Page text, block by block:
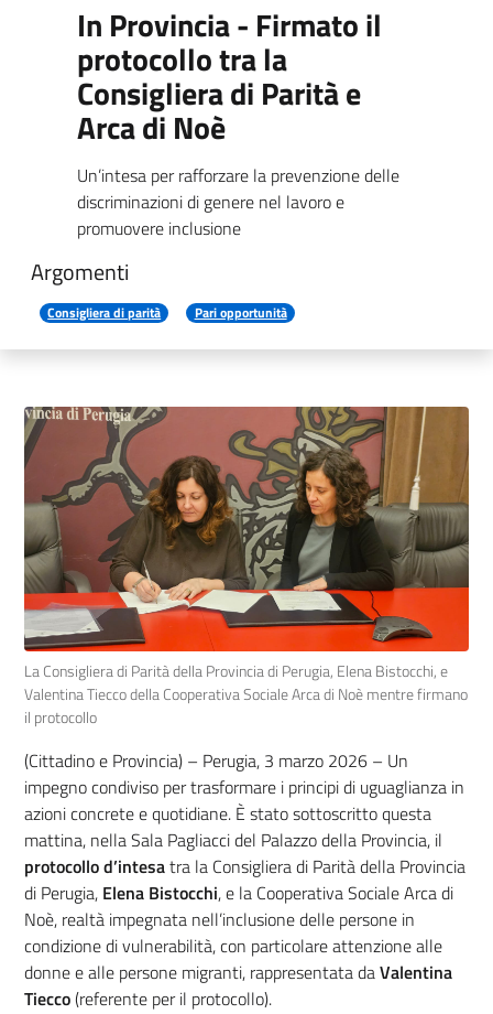
In Provincia - Firmato il
protocollo tra la
Consigliera di Parità e
Arca di Noè
Un’intesa per rafforzare la prevenzione delle
discriminazioni di genere nel lavoro e
promuovere inclusione
Argomenti
Consigliera di parità Pari opportunità
La Consigliera di Parità della Provincia di Perugia, Elena Bistocchi, e
Valentina Tiecco della Cooperativa Sociale Arca di Noè mentre firmano
il protocollo
(Cittadino e Provincia) – Perugia, 3 marzo 2026 – Un
impegno condiviso per trasformare i principi di uguaglianza in
azioni concrete e quotidiane. È stato sottoscritto questa
mattina, nella Sala Pagliacci del Palazzo della Provincia, il
protocollo d’intesatra la Consigliera di Parità della Provincia
di Perugia, Elena Bistocchi, e la Cooperativa Sociale Arca di
Noè, realtà impegnata nell’inclusione delle persone in
condizione di vulnerabilità, con particolare attenzione alle
donne e alle persone migranti, rappresentata daValentina
Tiecco(referente per il protocollo).